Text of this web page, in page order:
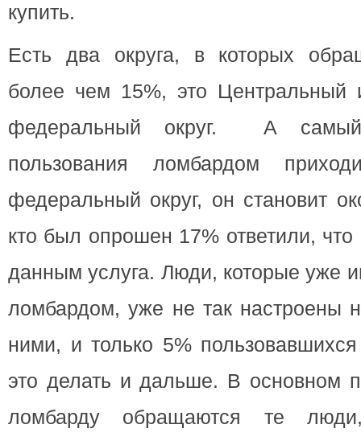
купить.
Есть два округа, в которых
более чем 15%, это Центральный
федеральный округ. А самый
пользования ломбардом
федеральный округ, он становит
кто был опрошен 17% ответили, что
данным услуга. Люди, которые уже
ломбардом, уже не так настроены
ними, и только 5%
это делать и дальше. В основном
ломбарду обращаются те